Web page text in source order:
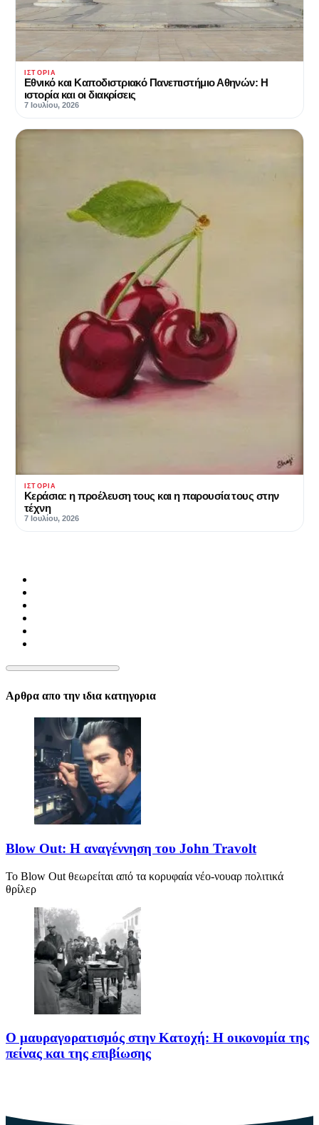
ΙΣΤΟΡΊΑ
Εθνικό και Καποδιστριακό Πανεπιστήμιο Αθηνών: Η
ιστορία και οι διακρίσεις
7 Ιουλίου, 2026
ΙΣΤΟΡΊΑ
Κεράσια: η προέλευση τους και η παρουσία τους στην
τέχνη
7 Ιουλίου, 2026
Αρθρα απο την ιδια κατηγορια
Blow Out: Η αναγέννηση του John Travolt
Το Blow Out θεωρείται από τα κορυφαία νέο-νουαρ πολιτικά
θρίλερ
Ο μαυραγορατισμός στην Κατοχή: Η οικονομία της
πείνας και της επιβίωσης